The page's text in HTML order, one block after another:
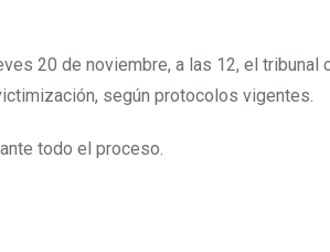
20 de noviembre, a las 12, el tribunal
según protocolos vigentes.
todo el proceso.